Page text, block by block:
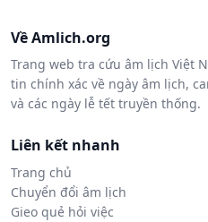
Về Amlich.org
Trang web tra cứu âm lịch Việt
tin chính xác về ngày âm lịch,
và các ngày lễ tết truyền thống.
Liên kết nhanh
Trang chủ
Chuyển đổi âm lịch
Gieo quẻ hỏi việc